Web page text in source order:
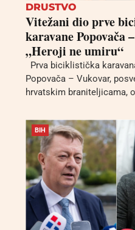
DRUSTVO
Vitežani dio prve
karavane Popovača
„Heroji ne umiru“
Prva biciklistička
Popovača – Vukovar,
hrvatskim braniteljicama,
BIH